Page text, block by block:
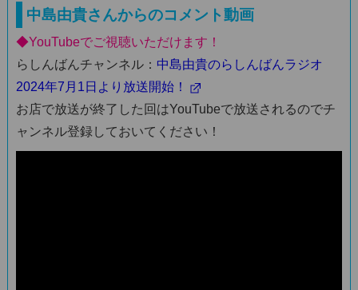
中島由貴さんからのコメント動画
◆YouTubeでご視聴いただけます！
らしんばんチャンネル： 中島由貴のらしんばんラジオ
2024年7月1日より放送開始！
お店で放送が終了した回はYouTubeで放送されるのでチ
ャンネル登録しておいてください！